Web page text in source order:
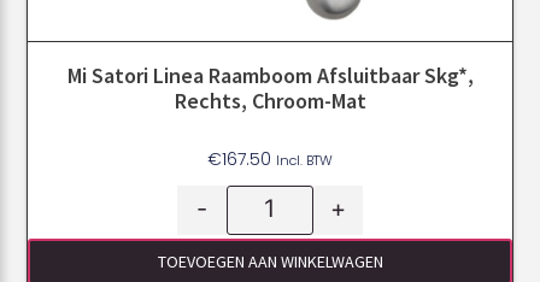
Mi Satori Linea Raamboom Afsluitbaar Skg*,
Rechts, Chroom-Mat
€167.50 Incl. BTW
- +
TOEVOEGEN AAN WINKELWAGEN